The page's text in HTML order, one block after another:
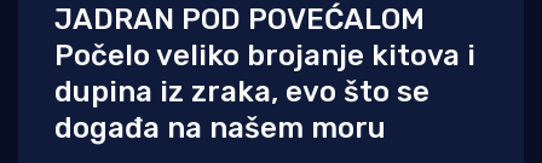
JADRAN POD POVEĆALOM
Počelo veliko brojanje kitova i
dupina iz zraka, evo što se
događa na našem moru